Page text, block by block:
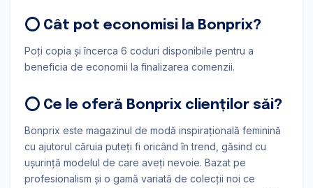
⭕ Cât pot economisi la Bonprix?
Poți copia și încerca 6 coduri disponibile pentru a
beneficia de economii la finalizarea comenzii.
⭕ Ce le oferă Bonprix clienților săi?
Bonprix este magazinul de modă inspiraţională feminină
cu ajutorul căruia puteţi fi oricând ȋn trend, găsind cu
uşurinţă modelul de care aveţi nevoie. Bazat pe
profesionalism şi o gamă variată de colecţii noi ce